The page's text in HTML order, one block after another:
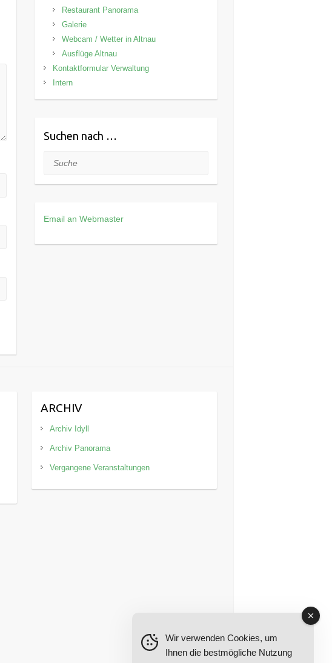
Restaurant Panorama
Galerie
Webcam / Wetter in Altnau
Ausflüge Altnau
Kontaktformular Verwaltung
Intern
Suchen nach …
Suche
Email an Webmaster
ARCHIV
Archiv Idyll
Archiv Panorama
Vergangene Veranstaltungen
Wir verwenden Cookies, um
Ihnen die bestmögliche Nutzung